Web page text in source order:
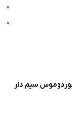
0
0
سیم دار